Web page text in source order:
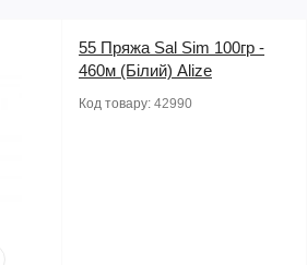
55 Пряжа Sal Sim 100гр -
460м (Білий) Alize
Код товару: 42990